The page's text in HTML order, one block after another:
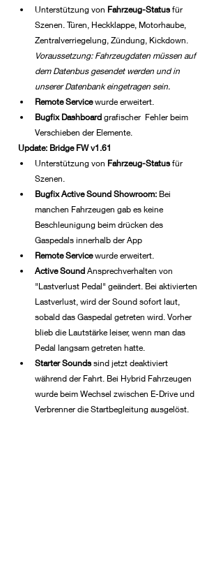
Unterstützung von Fahrzeug-Status für
Szenen. Türen, Heckklappe, Motorhaube,
Zentralverriegelung, Zündung, Kickdown.
Voraussetzung: Fahrzeugdaten müssen auf
dem Datenbus gesendet werden und in
unserer Datenbank eingetragen sein.
Remote Service wurde erweitert.
Bugfix Dashboard grafischer  Fehler beim
Verschieben der Elemente.
Update: Bridge FW v1.61
Unterstützung von Fahrzeug-Status für
Szenen.
Bugfix Active Sound Showroom: Bei
manchen Fahrzeugen gab es keine
Beschleunigung beim drücken des
Gaspedals innerhalb der App
Remote Service wurde erweitert.
Active Sound Ansprechverhalten von
"Lastverlust Pedal" geändert. Bei aktivierten
Lastverlust, wird der Sound sofort laut,
sobald das Gaspedal getreten wird. Vorher
blieb die Lautstärke leiser, wenn man das
Pedal langsam getreten hatte.
Starter Sounds sind jetzt deaktiviert
während der Fahrt. Bei Hybrid Fahrzeugen
wurde beim Wechsel zwischen E-Drive und
Verbrenner die Startbegleitung ausgelöst.